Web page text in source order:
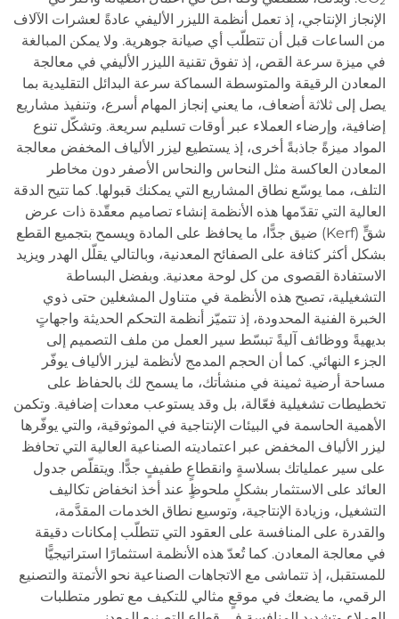
الإنجاز الإنتاجي، إذ تعمل أنظمة الليزر الأليفي عادةً لعشرات الآلاف
من الساعات قبل أن تتطلّب أي صيانة جوهرية. ولا يمكن المبالغة
في ميزة سرعة القص، إذ تفوق تقنية الليزر الأليفي في معالجة
المعادن الرقيقة والمتوسطة السماكة سرعة البدائل التقليدية بما
يصل إلى ثلاثة أضعاف، ما يعني إنجاز المهام أسرع، وتنفيذ مشاريع
إضافية، وإرضاء العملاء عبر أوقات تسليم سريعة. وتشكّل تنوع
المواد ميزةً جاذبةً أخرى، إذ يستطيع ليزر الألياف المخفض معالجة
المعادن العاكسة مثل النحاس والنحاس الأصفر دون مخاطر
التلف، مما يوسّع نطاق المشاريع التي يمكنك قبولها. كما تتيح الدقة
العالية التي تقدّمها هذه الأنظمة إنشاء تصاميم معقّدة ذات عرض
شقٍّ (Kerf) ضيق جدًّا، ما يحافظ على المادة ويسمح بتجميع القطع
بشكل أكثر كثافة على الصفائح المعدنية، وبالتالي يقلّل الهدر ويزيد
الاستفادة القصوى من كل لوحة معدنية. وبفضل البساطة
التشغيلية، تصبح هذه الأنظمة في متناول المشغلين حتى ذوي
الخبرة الفنية المحدودة، إذ تتميّز أنظمة التحكم الحديثة واجهاتٍ
بديهيةً ووظائف آليةً تبسّط سير العمل من ملف التصميم إلى
الجزء النهائي. كما أن الحجم المدمج لأنظمة ليزر الألياف يوفّر
مساحة أرضية ثمينة في منشأتك، ما يسمح لك بالحفاظ على
تخطيطات تشغيلية فعّالة، بل وقد يستوعب معدات إضافية. وتكمن
الأهمية الحاسمة في البيئات الإنتاجية في الموثوقية، والتي يوفّرها
ليزر الألياف المخفض عبر اعتماديته الصناعية العالية التي تحافظ
على سير عملياتك بسلاسةٍ وانقطاعٍ طفيفٍ جدًّا. ويتقلّص جدول
العائد على الاستثمار بشكلٍ ملحوظٍ عند أخذ انخفاض تكاليف
التشغيل، وزيادة الإنتاجية، وتوسيع نطاق الخدمات المقدَّمة،
والقدرة على المنافسة على العقود التي تتطلّب إمكانات دقيقة
في معالجة المعادن. كما تُعدّ هذه الأنظمة استثمارًا استراتيجيًّا
للمستقبل، إذ تتماشى مع الاتجاهات الصناعية نحو الأتمتة والتصنيع
الرقمي، ما يضعك في موقعٍ مثالي للتكيف مع تطور متطلبات